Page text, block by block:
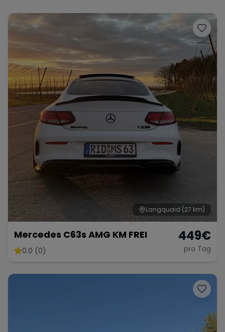
Lamborghini
McLaren Jaguar
Chevrolet Dodge
Bentley Rolls Royce Aston Martin
Bugatti
Wann
Zeitraum wählen
Langquaid (27 km)
Mercedes C63s AMG KM FREI
0.0 (0)
449€
pro Tag